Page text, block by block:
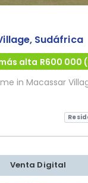
Sudáfrica
alta R600 000
in Macassar
Venta Digital